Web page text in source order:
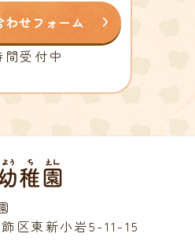
わせフォーム
間受付中
区東新小岩5-11-15